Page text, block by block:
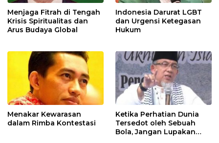
Menjaga Fitrah di Tengah
Krisis Spiritualitas dan
Arus Budaya Global
Indonesia Darurat LGBT
dan Urgensi Ketegasan
Hukum
Menakar Kewarasan
dalam Rimba Kontestasi
Ketika Perhatian Dunia
Tersedot oleh Sebuah
Bola, Jangan Lupakan